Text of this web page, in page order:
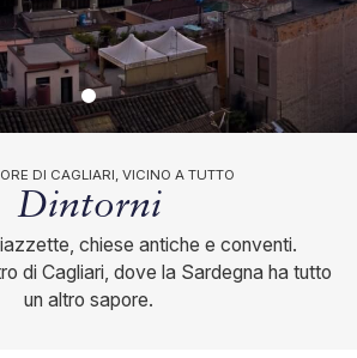
DI CAGLIARI, VICINO A TUTTO
Dintorni
chiese antiche e conventi.
di Cagliari, dove la Sardegna ha tutto
un altro sapore.